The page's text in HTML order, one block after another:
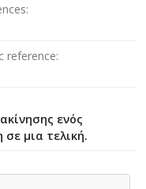
reference
ενός
μια τελική.